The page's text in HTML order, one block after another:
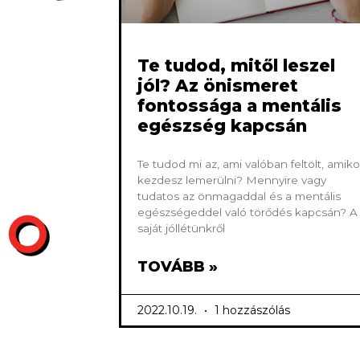
Te tudod, mitől leszel
jól? Az önismeret
fontossága a mentális
egészség kapcsán
Te tudod mi az, ami valóban feltölt,
kezdesz lemerülni? Mennyire vagy
tudatos az önmagaddal és a mentális
egészségeddel való törődés kapcsán? A
saját jóllétünkről
TOVÁBB »
2022.10.19. 1 hozzászólás